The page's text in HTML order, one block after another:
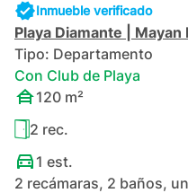
Inmueble verificado
Playa Diamante
Mayan
Tipo: Departamento
Con Club de Playa
120 m²
2 rec.
1 est.
2 recámaras, 2 baños,